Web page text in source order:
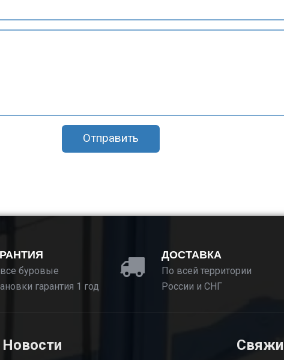
буровые
гарантия 1 год
ДОСТАВКА
По всей территории
России и СНГ
Новости